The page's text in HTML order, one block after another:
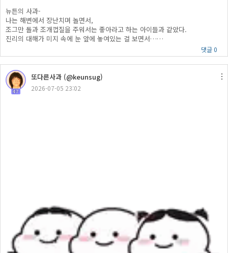
뉴튼의 사과-
나는 해변에서 장난치며 놀면서,
조그만 돌과 조개껍질을 주워서는 좋아라고 하는 아이들과 같았다.
진리의 대해가 미지 속에 눈 앞에 놓여있는 걸 보면서……
댓글 0
47
또다른사과 (@keunsug)
2026-07-05 23:02